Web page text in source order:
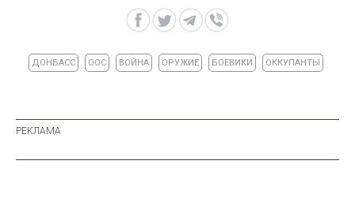
ДОНБАСС ООС ВОЙНА ОРУЖИЕ БОЕВИКИ ОККУПАНТЫ